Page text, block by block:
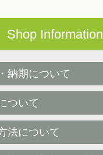
Shop Information
納期について
ついて
法について